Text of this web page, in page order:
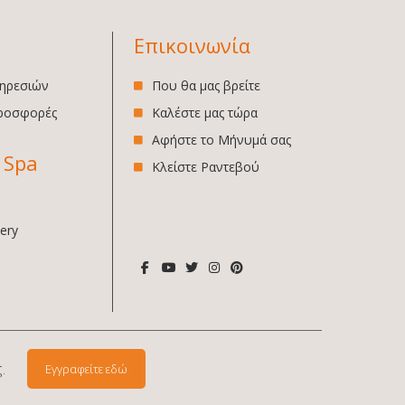
Επικοινωνία
Που θα μας βρείτε
Καλέστε μας τώρα
Αφήστε το Μήνυμά σας
Κλείστε Ραντεβού
Εγγραφείτε εδώ